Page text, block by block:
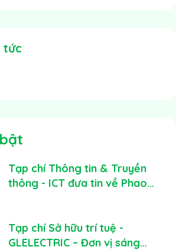
tức
Tạp chí Thông tin & Truyền
thông - ICT đưa tin về Phao
Tạp chí Sở hữu trí tuệ -
GLELECTRIC – Đơn vị sáng